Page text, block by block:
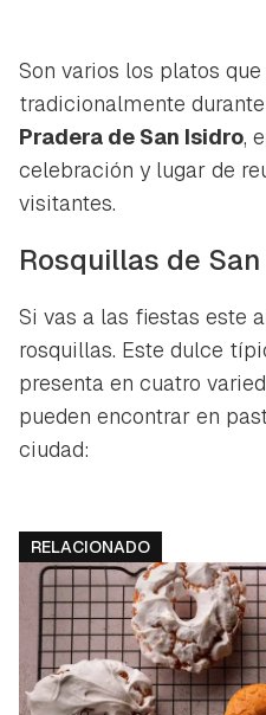
Son varios los platos
tradicionalmente
Pradera de San Isidro,
celebración y lugar de
visitantes.
Rosquillas de
Si vas a las fiestas este
rosquillas. Este dulce
presenta en cuatro
pueden encontrar en
ciudad:
RELACIONADO